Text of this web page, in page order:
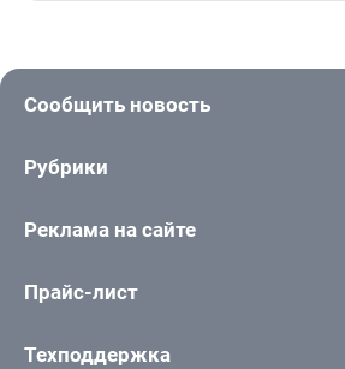
Сообщить новость
Рубрики
Реклама на сайте
Прайс-лист
Техподдержка